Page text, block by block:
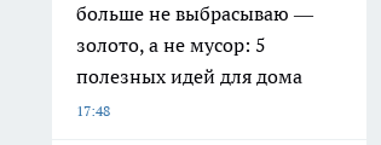
больше не выбрасываю —
золото, а не мусор: 5
полезных идей для дома
17:48